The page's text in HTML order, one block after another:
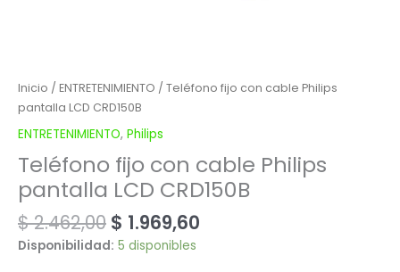
Inicio / ENTRETENIMIENTO / Teléfono fijo con cable Philips
pantalla LCD CRD150B
ENTRETENIMIENTO, Philips
Teléfono fijo con cable Philips
pantalla LCD CRD150B
$2.462,00 $ 1.969,60
Disponibilidad: 5 disponibles